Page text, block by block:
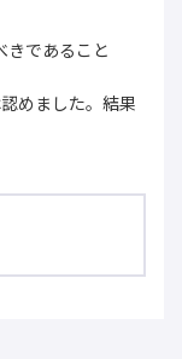
きであること
めました。結果